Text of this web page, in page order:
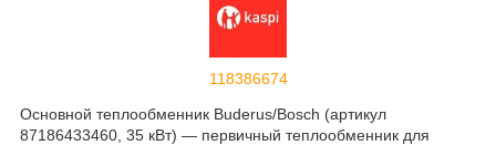
118386674
Основной теплообменник Buderus/Bosch (артикул
87186433460, 35 кВт) — первичный теплообменник для